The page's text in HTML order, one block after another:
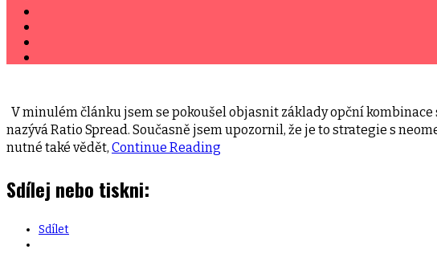
V minulém článku jsem se pokoušel objasnit základy opční
nazývá Ratio Spread. Současně jsem upozornil, že je to strategie s
nutné také vědět, Continue Reading
Sdílej nebo tiskni:
Sdílet